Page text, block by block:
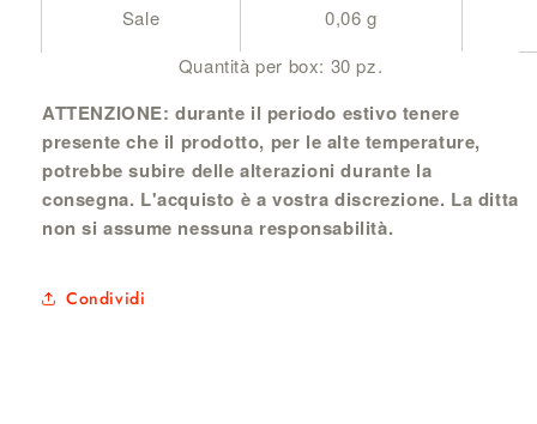
Sale
0,06 g
Quantità per box: 30 pz.
ATTENZIONE: durante il periodo estivo tenere
presente che il prodotto, per le alte temperature,
potrebbe subire delle alterazioni durante la
consegna. L'acquisto è a vostra discrezione. La ditta
non si assume nessuna responsabilità.
Condividi